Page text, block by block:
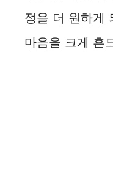
정을 더 원하게
마음을 크게 흔